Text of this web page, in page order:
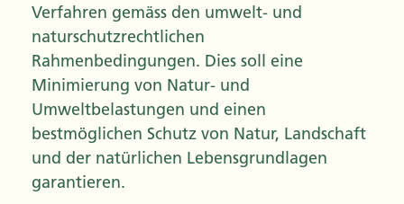
Verfahren gemäss den umwelt- und
naturschutzrechtlichen
Rahmenbedingungen. Dies soll eine
Minimierung von Natur- und
Umweltbelastungen und einen
bestmöglichen Schutz von Natur, Landschaft
und der natürlichen Lebensgrundlagen
garantieren.